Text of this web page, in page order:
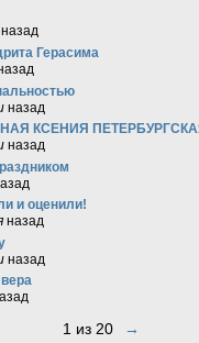
назад
Герасима
назад
КСЕНИЯ
назад
и оценили!
назад
назад
1 из 20 →